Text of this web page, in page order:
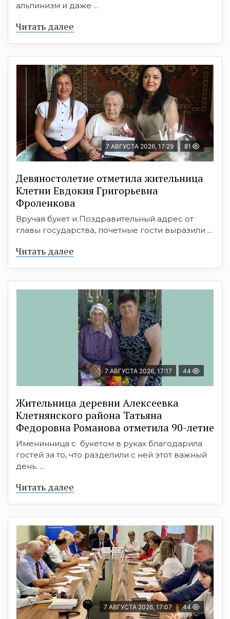
альпинизм и даже ...
Читать далее
7 АВГУСТА 2026, 17:29 81
Девяностолетие отметила жительница
Клетни Евдокия Григорьевна
Фроленкова
Вручая букет и Поздравительный адрес от
главы государства, почетные гости выразили ...
Читать далее
7 АВГУСТА 2026, 17:17 44
Жительница деревни Алексеевка
Клетнянского района Татьяна
Федоровна Романова отметила 90-летие
Именинница с букетом в руках благодарила
гостей за то, что разделили с ней этот важный
день. ...
Читать далее
7 АВГУСТА 2026, 17:07 44